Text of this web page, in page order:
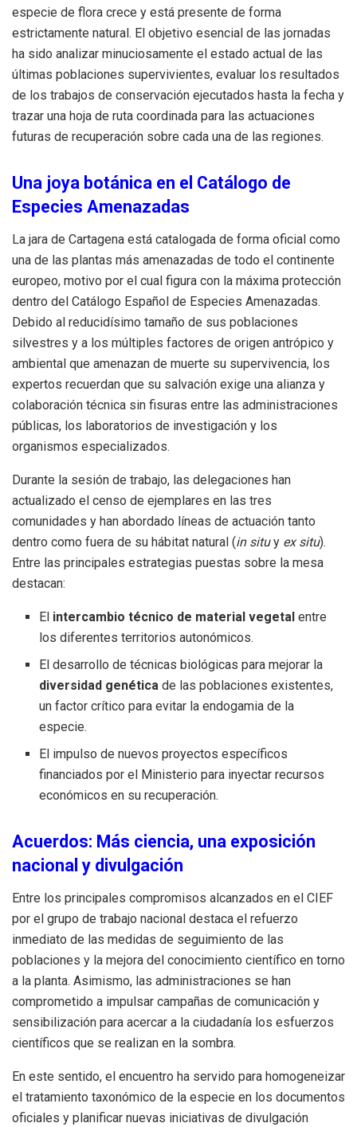
especie de flora crece y está presente de forma
estrictamente natural. El objetivo esencial de las jornadas
ha sido analizar minuciosamente el estado actual de las
últimas poblaciones supervivientes, evaluar los resultados
de los trabajos de conservación ejecutados hasta la fecha y
trazar una hoja de ruta coordinada para las actuaciones
futuras de recuperación sobre cada una de las regiones.
Una joya botánica en el Catálogo de
Especies Amenazadas
La jara de Cartagena está catalogada de forma oficial como
una de las plantas más amenazadas de todo el continente
europeo, motivo por el cual figura con la máxima protección
dentro del Catálogo Español de Especies Amenazadas.
Debido al reducidísimo tamaño de sus poblaciones
silvestres y a los múltiples factores de origen antrópico y
ambiental que amenazan de muerte su supervivencia, los
expertos recuerdan que su salvación exige una alianza y
colaboración técnica sin fisuras entre las administraciones
públicas, los laboratorios de investigación y los
organismos especializados.
Durante la sesión de trabajo, las delegaciones han
actualizado el censo de ejemplares en las tres
comunidades y han abordado líneas de actuación tanto
dentro como fuera de su hábitat natural (in situy ex situ).
Entre las principales estrategias puestas sobre la mesa
destacan:
El intercambio técnico de material vegetal entre
los diferentes territorios autonómicos.
El desarrollo de técnicas biológicas para mejorar la
diversidad genética de las poblaciones existentes,
un factor crítico para evitar la endogamia de la
especie.
El impulso de nuevos proyectos específicos
financiados por el Ministerio para inyectar recursos
económicos en su recuperación.
Acuerdos: Más ciencia, una exposición
nacional y divulgación
Entre los principales compromisos alcanzados en el CIEF
por el grupo de trabajo nacional destaca el refuerzo
inmediato de las medidas de seguimiento de las
poblaciones y la mejora del conocimiento científico en torno
a la planta. Asimismo, las administraciones se han
comprometido a impulsar campañas de comunicación y
sensibilización para acercar a la ciudadanía los esfuerzos
científicos que se realizan en la sombra.
En este sentido, el encuentro ha servido para homogeneizar
el tratamiento taxonómico de la especie en los documentos
oficiales y planificar nuevas iniciativas de divulgación